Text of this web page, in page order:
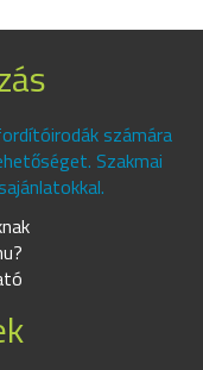
számára
Szakmai